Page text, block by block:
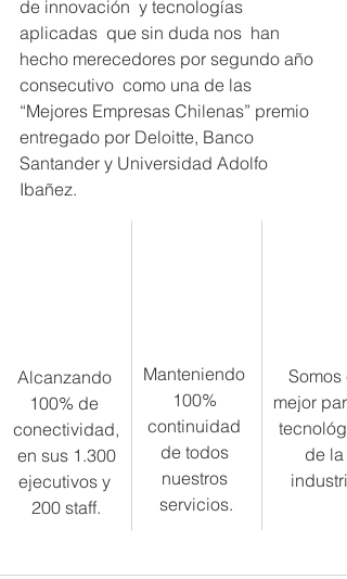
de innovación  y tecnologías
aplicadas  que sin duda nos  han
hecho merecedores por segundo año
consecutivo  como una de las
“Mejores Empresas Chilenas” premio
entregado por Deloitte, Banco
Santander y Universidad Adolfo
Ibañez.
Alcanzando
100% de
conectividad,
en sus 1.300
ejecutivos y
200 staff.
Manteniendo
100%
continuidad
de todos
nuestros
servicios.
Somos
mejor
de la